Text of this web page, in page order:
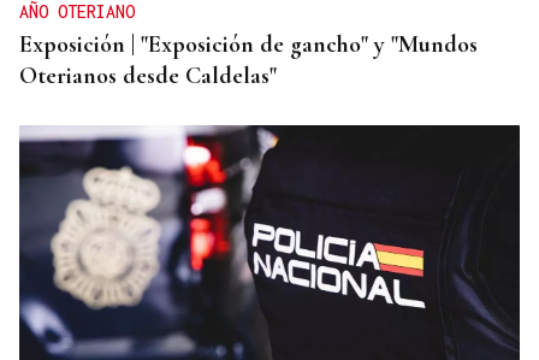
AÑO OTERIANO
Exposición | "Exposición de gancho" y "Mundos
Oterianos desde Caldelas"